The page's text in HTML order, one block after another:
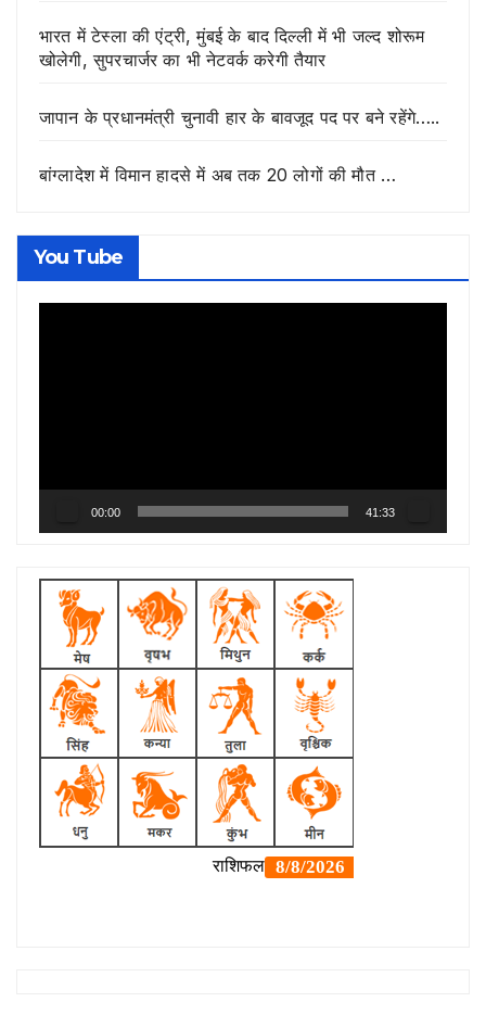
भारत में टेस्ला की एंट्री, मुंबई के बाद दिल्ली में भी जल्द शोरूम
खोलेगी, सुपरचार्जर का भी नेटवर्क करेगी तैयार
जापान के प्रधानमंत्री चुनावी हार के बावजूद पद पर बने रहेंगे…..
बांग्लादेश में विमान हादसे में अब तक 20 लोगों की मौत …
You Tube
00:00 41:33